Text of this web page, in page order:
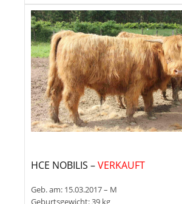
HCE NOBILIS –VERKAUFT
Geb. am: 15.03.2017 – M
Geburtsgewicht: 39 kg